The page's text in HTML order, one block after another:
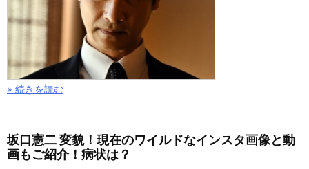
» 続きを読む
坂口憲二 変貌！現在のワイルドなインスタ画像と動
画もご紹介！病状は？